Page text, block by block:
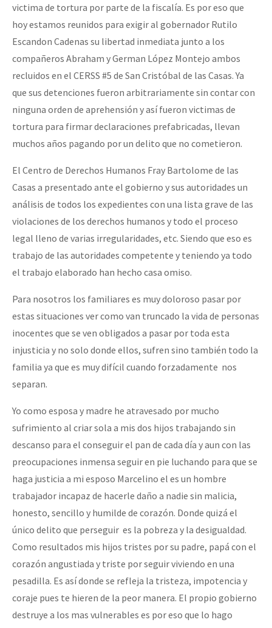
victima de tortura por parte de la fiscalía. Es por eso que
hoy estamos reunidos para exigir al gobernador Rutilo
Escandon Cadenas su libertad inmediata junto a los
compañeros Abraham y German López Montejo ambos
recluidos en el CERSS #5 de San Cristóbal de las Casas. Ya
que sus detenciones fueron arbitrariamente sin contar con
ninguna orden de aprehensión y así fueron victimas de
tortura para firmar declaraciones prefabricadas, llevan
muchos años pagando por un delito que no cometieron.
El Centro de Derechos Humanos Fray Bartolome de las
Casas a presentado ante el gobierno y sus autoridades un
análisis de todos los expedientes con una lista grave de las
violaciones de los derechos humanos y todo el proceso
legal lleno de varias irregularidades, etc. Siendo que eso es
trabajo de las autoridades competente y teniendo ya todo
el trabajo elaborado han hecho casa omiso.
Para nosotros los familiares es muy doloroso pasar por
estas situaciones ver como van truncado la vida de personas
inocentes que se ven obligados a pasar por toda esta
injusticia y no solo donde ellos, sufren sino también todo la
familia ya que es muy difícil cuando forzadamente nos
separan.
Yo como esposa y madre he atravesado por mucho
sufrimiento al criar sola a mis dos hijos trabajando sin
descanso para el conseguir el pan de cada día y aun con las
preocupaciones inmensa seguir en pie luchando para que se
haga justicia a mi esposo Marcelino el es un hombre
trabajador incapaz de hacerle daño a nadie sin malicia,
honesto, sencillo y humilde de corazón. Donde quizá el
único delito que perseguir es la pobreza y la desigualdad.
Como resultados mis hijos tristes por su padre, papá con el
corazón angustiada y triste por seguir viviendo en una
pesadilla. Es así donde se refleja la tristeza, impotencia y
coraje pues te hieren de la peor manera. El propio gobierno
destruye a los mas vulnerables es por eso que lo hago